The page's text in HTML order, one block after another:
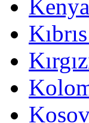
Kenya